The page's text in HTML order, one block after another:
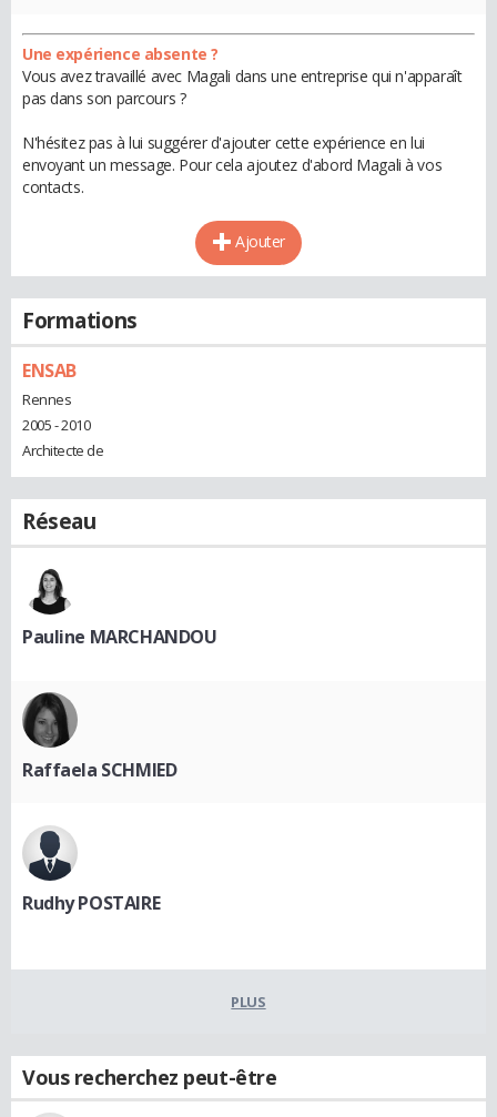
Une expérience absente ?
Vous avez travaillé avec Magali dans une entreprise qui n'apparaît
pas dans son parcours ?
N'hésitez pas à lui suggérer d'ajouter cette expérience en lui
envoyant un message. Pour cela ajoutez d'abord Magali à vos
contacts.
Ajouter
Formations
ENSAB
Rennes
2005 - 2010
Architecte de
Réseau
Pauline MARCHANDOU
Raffaela SCHMIED
Rudhy POSTAIRE
PLUS
Vous recherchez peut-être